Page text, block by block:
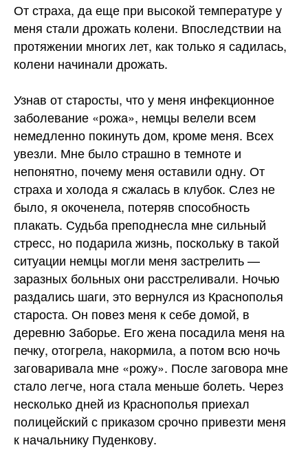
От страха, да еще при высокой температуре у
меня стали дрожать колени. Впоследствии на
протяжении многих лет, как только я садилась,
колени начинали дрожать.
Узнав от старосты, что у меня инфекционное
заболевание «рожа», немцы велели всем
немедленно покинуть дом, кроме меня. Всех
увезли. Мне было страшно в темноте и
непонятно, почему меня оставили одну. От
страха и холода я сжалась в клубок. Слез не
было, я окоченела, потеряв способность
плакать. Судьба преподнесла мне сильный
стресс, но подарила жизнь, поскольку в такой
ситуации немцы могли меня застрелить —
заразных больных они расстреливали. Ночью
раздались шаги, это вернулся из Краснополья
староста. Он повез меня к себе домой, в
деревню Заборье. Его жена посадила меня на
печку, отогрела, накормила, а потом всю ночь
заговаривала мне «рожу». После заговора мне
стало легче, нога стала меньше болеть. Через
несколько дней из Краснополья приехал
полицейский с приказом срочно привезти меня
к начальнику Пуденкову.